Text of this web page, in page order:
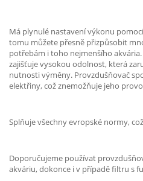
Má plynulé nastavení výkonu
tomu můžete přesně přizpůsobit
potřebám i toho nejmenšího
zajišťuje vysokou odolnost, která
nutnosti výměny. Provzdušňovač
elektřiny, což znemožňuje jeho
Splňuje všechny evropské normy,
Doporučujeme používat
akváriu, dokonce i v případě filtru s